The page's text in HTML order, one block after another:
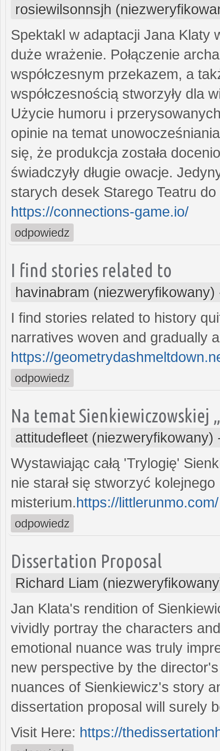
rosiewilsonnsjh
Spektakl w adaptacji Jana Klaty
duże wrażenie. Połączenie
współczesnym przekazem, a
współczesnością stworzyły dla
Użycie humoru i
opinie na temat
się, że produkcja została
świadczyły długie owacje.
starych desek Starego Teatru
https://connections-game.io/
odpowiedz
I find stories related to
havinabram (niezweryfikowany)
I find stories related to history
narratives woven and gradually
https://
odpowiedz
Na temat Sienkiewiczowskiej
attitudefleet (niezweryfikowany)
Wystawiając całą 'Trylogię'
nie starał się stworzyć
misterium.https://littlerunmo.com/
odpowiedz
Dissertation Proposal
Richard Liam
Jan Klata's rendition of
vividly portray the characters
emotional nuance was truly
new perspective by the
nuances of Sienkiewicz's story
dissertation proposal will surely
Visit Here: https://